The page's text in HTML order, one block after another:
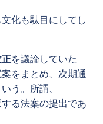
化も駄目にしてし
正を議論していた
をまとめ、次期通
う。所謂、
る法案の提出であ